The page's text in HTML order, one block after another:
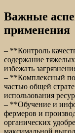
Важные
применения
– **Контроль
содержание
избежать
– **Комплексный
частью общей
использования
– **Обучение и
фермеров и
органических